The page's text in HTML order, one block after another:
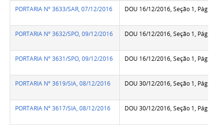
PORTARIA Nº 3633/SAR, 07/12/2016 DOU 16/12/2016, Seção 1,
PORTARIA Nº 3632/SPO, 09/12/2016 DOU 16/12/2016, Seção 1,
PORTARIA Nº 3631/SPO, 09/12/2016 DOU 16/12/2016, Seção 1,
PORTARIA Nº 3619/SIA, 08/12/2016 DOU 30/12/2016, Seção 1,
PORTARIA Nº 3617/SIA, 08/12/2016 DOU 30/12/2016, Seção 1,